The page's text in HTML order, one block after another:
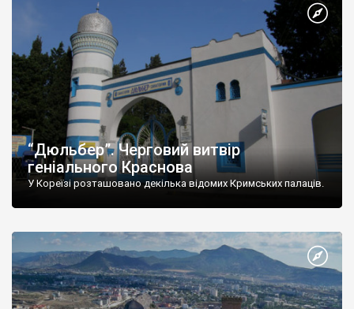
“Дюльбер”. Черговий витвір
геніального Краснова
У Кореїзі розташовано декілька відомих Кримських палаців.